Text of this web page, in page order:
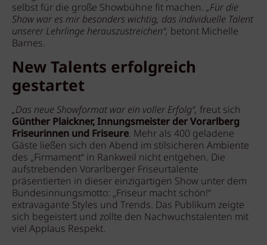
selbst für die große Showbühne fit machen.„Für die
Show war es mir besonders wichtig, das individuelle Talent
unserer Lehrlinge herauszustreichen“, betont Michelle
Barnes.
New Talents erfolgreich
gestartet
„Das neue Showformat war ein voller Erfolg“, freut sich
Günther Plaickner, Innungsmeister der Vorarlberg
Friseurinnen und Friseure. Mehr als 400 geladene
Gäste ließen sich den Abend im stilsicheren Ambiente
des „Firmament“ in Rankweil nicht entgehen. Die
aufstrebenden Vorarlberger Friseurtalente
präsentierten in dieser einzigartigen Show unter dem
Bundesinnungsmotto: „Friseur macht schön!“
extravagante Styles und Trends. Das Publikum zeigte
sich begeistert und zollte den Nachwuchstalenten mit
viel Applaus Respekt.